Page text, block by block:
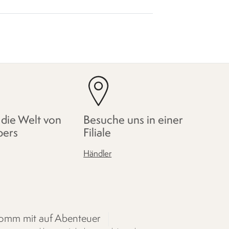
Welt von
Besuche uns in einer
Filiale
Händler
mit auf Abenteuer